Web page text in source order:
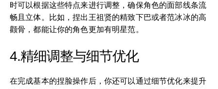
时可以根据这些特点来进行调整，确保角色的面部线条流
畅且立体。比如，捏出王祖贤的精致下巴或者范冰冰的高
颧骨，都能让你的角色更加有明星范。
4.精细调整与细节优化
在完成基本的捏脸操作后，你还可以通过细节优化来提升